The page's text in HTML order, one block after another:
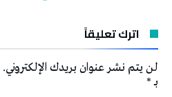
اترك تعليقاً
لن يتم نشر عنوان بريدك الإلكتروني.
بـ*